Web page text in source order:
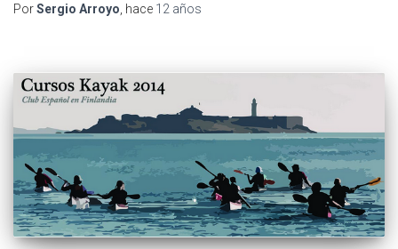
PorSergio Arroyo , hace 12 años